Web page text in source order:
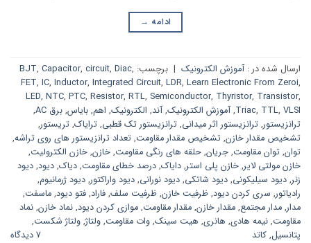
ادامه →
ارسال شده در :آموزش الکترونیک | برچسب: BJT, Capacitor, circuit, Diac,
FET, IC, Inductor, Integrated Circuit, LDR, Learn Electronic From Zeroi,
LED, NTC, PTC, Resistor, RTL, Semiconductor, Thyristor, Transistor,
Triac, TTL, VLSI
,آموزش الکترونیک,آند, الکترونیک, اهم, بایاس, برق AC
,
ترانزیستور, ترانزیستور اثر میدانی, ترانزیستور تک قطبی, ترایاک, تریستور,
تشخیص مقدار خازن, تشخیص مقدار مقاومت, تعداد ترانزیستور های روی تراشه,
توان, توان مقاومت, جریان, حلقه های رنگی مقاومت, خازن, خازن الکترولیت,
خازن مولتی لایر, خازن پلی استر, دایاک, درصد خطای مقاومت, دیاک, دیود, دیود
زنر, دیود سیلیکونی, دیود شاتکی, دیود نورانی, دیود واراکتور, دیود ژرمانیوم,
رادیاتور, سری کردن دیود, ظرفیت خازن, ظرفیت سلف, فاراد, فتو دیود, ماسفت,
مدار, مدار مجتمع, مقدار خازن, مقدار مقاومت, موازی کردن دیود, نماد خازن, نماد
مقاومت, نیمه هادی, هانری, هیت سینک, وات مقاومت, ولتاژ, ولتاژ شکست,
پتانسیل, کاتد 7 دیدگاه